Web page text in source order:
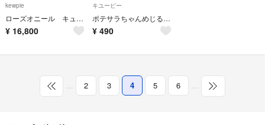
kewpie
ローズオニール キューピー おしゃれブティック 当時物 レア
¥ 16,800
キユーピー
ポテサラちゃんめじるしアクセサリー キューピー
¥ 490
2 3 4 5 6